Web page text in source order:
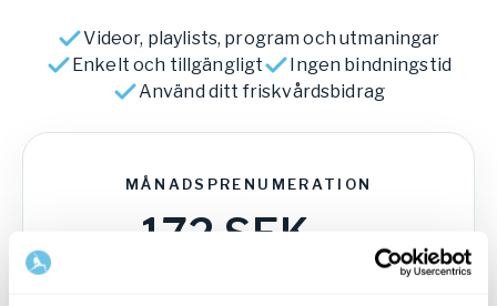
Videor, playlists, program och utmaningar
Enkelt och tillgängligt
Ingen bindningstid
Använd ditt friskvårdsbidrag
MÅNADSPRENUMERATION
172 SEK